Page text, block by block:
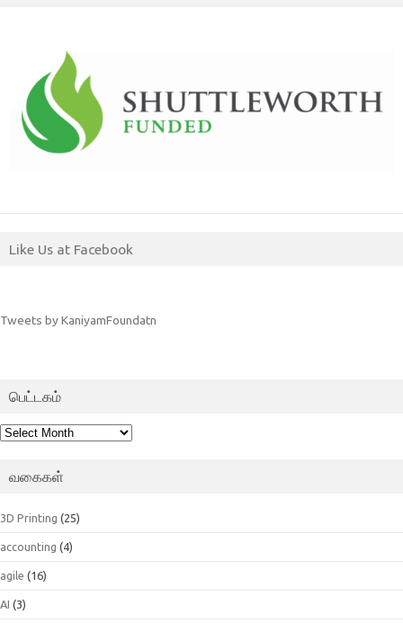
Like Us at Facebook
Tweets by KaniyamFoundatn
பெட்டகம்
பெட்டகம்
வகைகள்
3D Printing (25)
accounting (4)
agile (16)
AI (3)